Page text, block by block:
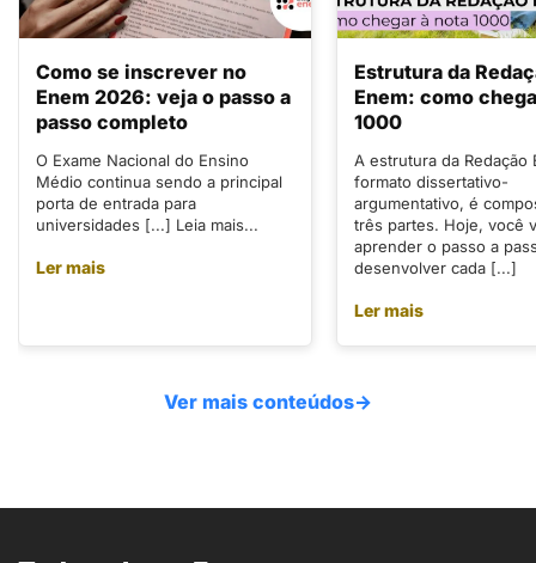
Como se inscrever no
Enem 2026: veja o passo a
passo completo
O Exame Nacional do Ensino
Médio continua sendo a principal
porta de entrada para
universidades [...] Leia mais...
Ler mais
Estrutura da
Enem: como
1000
A estrutura da Redação
formato dissertativo-
argumentativo, é
três partes. Hoje, você
aprender o passo a
desenvolver cada [...]
Ler mais
Ver mais conteúdos→